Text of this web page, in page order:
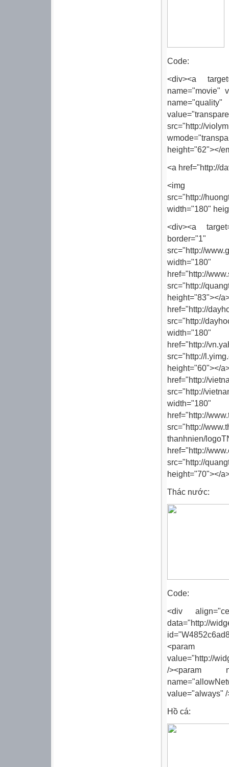
Code:
<div><a
name="movie"
src="http://
height="62"></
<a href="http://
src="http://
width="180"
<div><a
border="1"
src="http://
width="180"
href="http://
src="http://
href="http://
src="http://
width="180"
href="http://
src="http://
href="http://
src="http://
width="180"
href="http://
src="http://
thanhnien/
href="http://
src="http://
height="70"></
Thác nước:
Code:
<div
data="http://
value="http://
/><param
value="always"
Hồ cá: